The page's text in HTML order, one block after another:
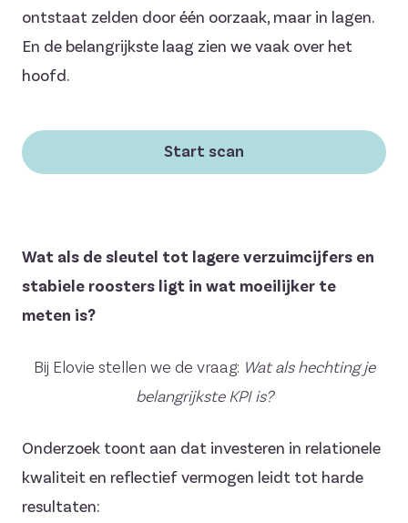
ontstaat zelden door één oorzaak, maar in lagen.
En de belangrijkste laag zien we vaak over het
hoofd.
Start scan
Wat als de sleutel tot lagere verzuimcijfers en
stabiele roosters ligt in wat moeilijker te
meten is?
Bij Elovie stellen we de vraag: Wat als hechting je
belangrijkste KPI is?
Onderzoek toont aan dat investeren in relationele
kwaliteit en reflectief vermogen leidt tot harde
resultaten: